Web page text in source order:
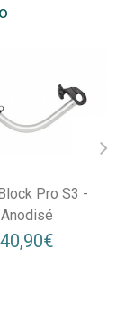
Pro S3 -
Anodisé
40,90€